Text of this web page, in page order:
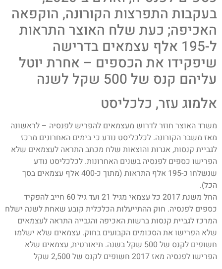
בעקבות התפרצות הקורונה, הוקפאה
האכיפה; כעת שלח האוצר התראות
ל-195 אלף עצמאים בדרישה
שיפקידו את הכספים – אחרת יוטל
עליהם קנס של 500 שקל לשנה
אלמוג עזר, כלכליסט
משרד האוצר חוזר לדרוש מעצמאים להפריש לפנסיה – לראשונה
מאז משבר הקורונה. לכלכליסט נודע כי בימים האחרונים מרכז
לגביית קנסות, אגרות והוצאות שלח מכתב התראה לעצמאים שלא
הפרישו כספים לפנסיה בשנים האחרונות. לכלכליסט נודע
שנשלחו כ-195 אלף התראות (מתוך כ-400 אלף עצמאים בסך
הכל).
החל משנת 2017 כל עצמאי מגיל 21 ועד גיל 60 חייב להפקיד
כספים לפנסיה. חוק ההתייעלות הכלכלית קובע שאחת לשנה ישלח
המרכז לגביית קנסות ברשות האכיפה והגבייה התראה לעצמאים
שלא הפרישו את הסכומים הקבועים בחוק. עצמאים שלא ישלמו
חשופים לקנס של 500 שקל בשנה. תיאורטית, עצמאים שלא
הפרישו לפנסיה מאז 2017 חשופים לקנס של 2,500 שקל